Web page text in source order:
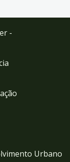
-
Urbano